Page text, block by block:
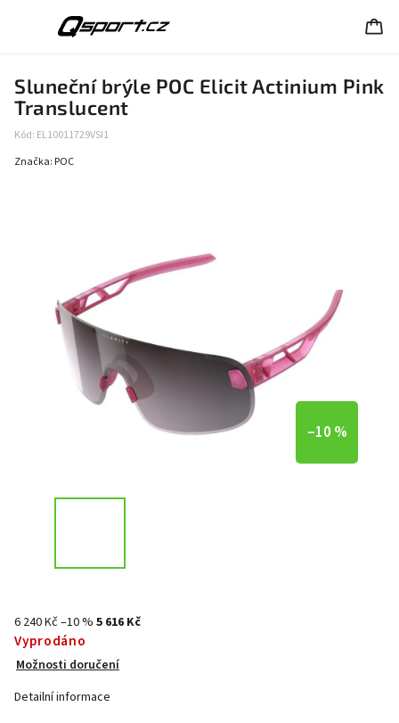
Sluneční brýle POC Elicit Actinium Pink
Translucent
Kód: EL10011729VSI1
Značka: POC
–10 %
6 240 Kč–10 % 5 616 Kč
Vyprodáno
Možnosti doručení
Detailní informace